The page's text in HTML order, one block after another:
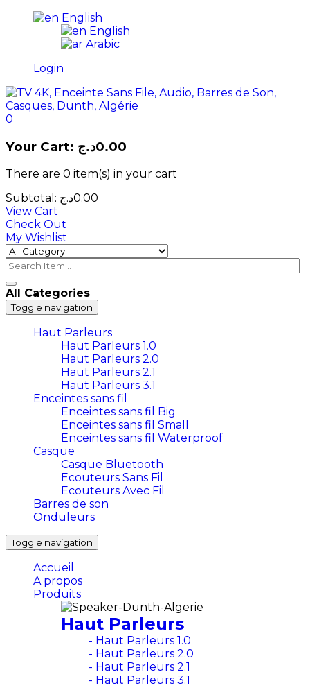
English
English
Arabic
Login
0
Your Cart: 0.00د.ج
There are 0 item(s) in your cart
Subtotal:
0.00د.ج
View Cart
Check Out
My Wishlist
All Categories
Toggle navigation
Haut Parleurs
Haut Parleurs 1.0
Haut Parleurs 2.0
Haut Parleurs 2.1
Haut Parleurs 3.1
Enceintes sans fil
Enceintes sans fil Big
Enceintes sans fil Small
Enceintes sans fil Waterproof
Casque
Casque Bluetooth
Ecouteurs Sans Fil
Ecouteurs Avec Fil
Barres de son
Onduleurs
Toggle navigation
Accueil
A propos
Produits
Haut Parleurs
- Haut Parleurs 1.0
- Haut Parleurs 2.0
- Haut Parleurs 2.1
- Haut Parleurs 3.1